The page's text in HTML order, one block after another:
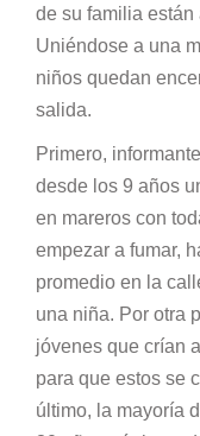
de su familia están
Uniéndose a una
niños quedan
salida.
Primero,
desde los 9 años
en mareros con
empezar a fumar,
promedio en la
una niña. Por otra
jóvenes que crían
para que estos se
último, la mayoría